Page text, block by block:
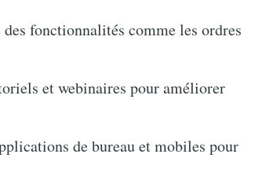
fonctionnalités comme les ordres
et webinaires pour améliorer
de bureau et mobiles pour